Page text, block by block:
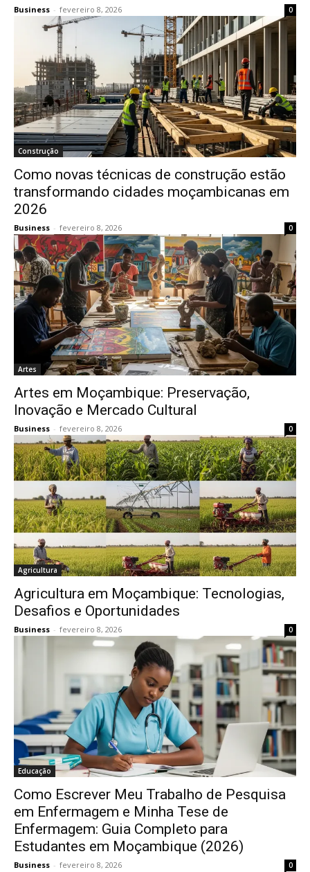
Business - fevereiro 8, 2026 0
Construção
Como novas técnicas de construção estão
transformando cidades moçambicanas em
2026
Business - fevereiro 8, 2026 0
Artes
Artes em Moçambique: Preservação,
Inovação e Mercado Cultural
Business - fevereiro 8, 2026 0
Agricultura
Agricultura em Moçambique: Tecnologias,
Desafios e Oportunidades
Business - fevereiro 8, 2026 0
Educação
Como Escrever Meu Trabalho de Pesquisa
em Enfermagem e Minha Tese de
Enfermagem: Guia Completo para
Estudantes em Moçambique (2026)
Business - fevereiro 8, 2026 0